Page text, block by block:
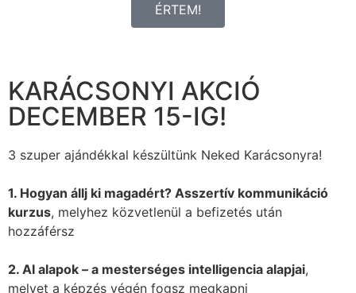
ÉRTEM!
KARÁCSONYI AKCIÓ
DECEMBER 15-IG!
3 szuper ajándékkal készültünk Neked Karácsonyra!
1. Hogyan állj ki magadért? Asszertív kommunikáció
kurzus, melyhez közvetlenül a befizetés után
hozzáférsz
2. AI alapok – a mesterséges intelligencia alapjai,
melyet a képzés végén fogsz megkapni